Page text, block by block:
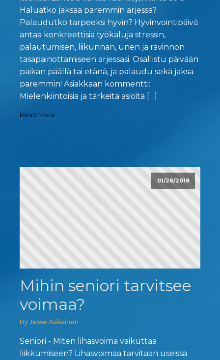
Haluatko jaksaa paremmin arjessa?
Palaudutko tarpeeksi hyvin? Hyvinvointipäivä
antaa konkreettisia työkaluja stressin,
palautumisen, liikunnan, unen ja ravinnon
tasapainottamiseen arjessasi. Osallistu päivään
paikan päällä tai etänä, ja palaudu sekä jaksa
paremmin! Asiakkaan kommentti:
Mielenkiintoisia ja tärkeitä asioita […]
Read More
01/26/2018
Mihin seniori tarvitsee
voimaa?
By Jesse Asikainen
Seniori - Miten lihasvoima vaikuttaa
liikkumiseen? Lihasvoimaa tarvitaan useissa